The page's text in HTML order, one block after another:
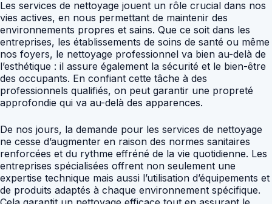
Les services de nettoyage jouent un rôle crucial dans nos
vies actives, en nous permettant de maintenir des
environnements propres et sains. Que ce soit dans les
entreprises, les établissements de soins de santé ou même
nos foyers, le nettoyage professionnel va bien au-delà de
l’esthétique : il assure également la sécurité et le bien-être
des occupants. En confiant cette tâche à des
professionnels qualifiés, on peut garantir une propreté
approfondie qui va au-delà des apparences.
De nos jours, la demande pour les services de nettoyage
ne cesse d’augmenter en raison des normes sanitaires
renforcées et du rythme effréné de la vie quotidienne. Les
entreprises spécialisées offrent non seulement une
expertise technique mais aussi l’utilisation d’équipements et
de produits adaptés à chaque environnement spécifique.